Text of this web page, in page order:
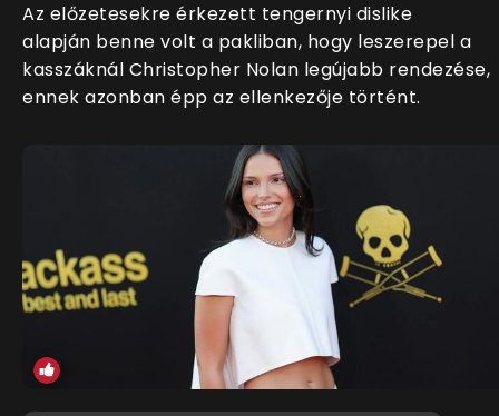
Az előzetesekre érkezett tengernyi dislike
alapján benne volt a pakliban, hogy leszerepel a
kasszáknál Christopher Nolan legújabb rendezése,
ennek azonban épp az ellenkezője történt.